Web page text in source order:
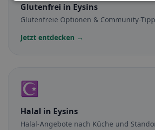
Glutenfrei in Eysins
Glutenfreie Optionen & Community-
Jetzt entdecken →
☪️
Halal in Eysins
Halal-Angebote nach Küche und